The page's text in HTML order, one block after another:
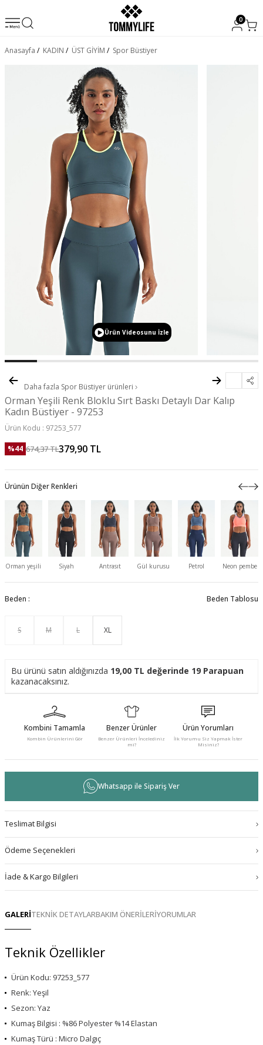
0
Anasayfa / KADIN / ÜST GİYİM / Spor Büstiyer
GALERİTEKNİK DETAYLARBAKIM ÖNERİLERİYORUMLAR
Teknik Özellikler
Ürün Kodu: 97253_577
Renk: Yeşil
Sezon: Yaz
Kumaş Bilgisi : %86 Polyester %14 Elastan
Kumaş Türü : Micro Dalgıç
Ürün Videosunu İzle
Daha fazla Spor Büstiyer ürünleri
Orman Yeşili Renk Bloklu Sırt Baskı Detaylı Dar Kalıp
Kadın Büstiyer - 97253
Ürün Kodu : 97253_577
%44 674,37TL379,90 TL
Ürünün Diğer Renkleri
Orman yeşili Siyah Antrasıt Gül kurusu Petrol Neon pembe
Beden : Beden Tablosu
S M L XL
Bu ürünü satın aldığınızda 19,00 TL değerinde 19 Parapuan
kazanacaksınız.
Kombini Tamamla
Kombin Ürünlerini Gör
Benzer Ürünler
Benzer Ürünleri İncelediniz
mi?
Ürün Yorumları
İlk Yorumu Siz Yapmak İster
Misiniz?
Whatsapp ile Sipariş Ver
Teslimat Bilgisi
Ödeme Seçenekleri
İade & Kargo Bilgileri